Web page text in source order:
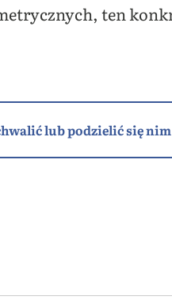
ten
lub podzielić się